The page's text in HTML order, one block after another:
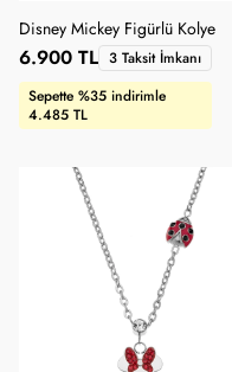
Disney Mickey Figürlü Kolye
Sepette %35 indirimle
4.485 TL
6.900 TL 3 Taksit İmkanı